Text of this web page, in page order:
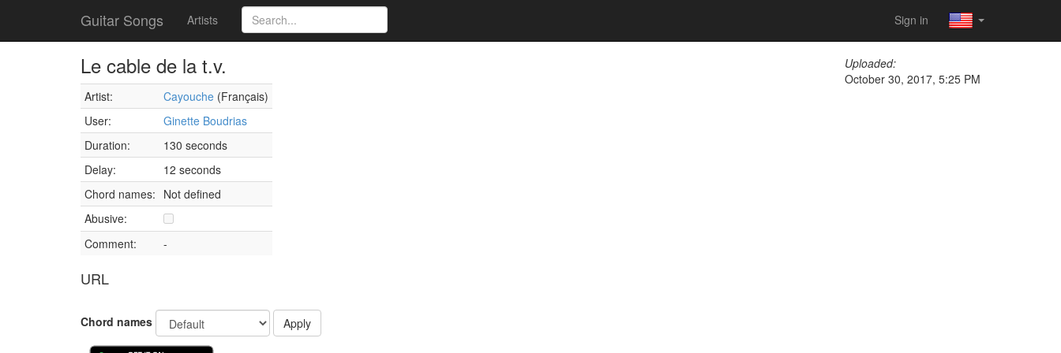
Guitar Songs Artists Sign in
Le cable de la t.v.
Artist: Cayouche (Français)
User:
Ginette Boudrias
Duration:
130 seconds
Delay:
12 seconds
Chord names: Not defined
Abusive:
Comment:
-
URL
Uploaded:
October 30, 2017, 5:25 PM
Chord names Apply